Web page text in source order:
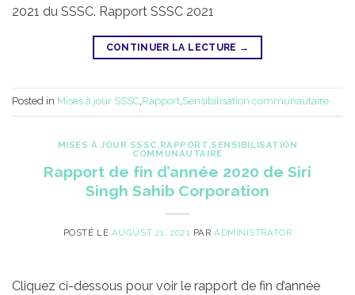
2021 du SSSC. Rapport SSSC 2021
CONTINUER LA LECTURE →
Posted in Mises à jour SSSC Rapport Sensibilisation communautaire
MISES À JOUR SSSC, RAPPORT,SENSIBILISATION
COMMUNAUTAIRE
Rapport de fin d’année 2020 de Siri
Singh Sahib Corporation
POSTÉ LE AUGUST 21, 2021 PAR ADMINISTRATOR
Cliquez ci-dessous pour voir le rapport de fin d’année